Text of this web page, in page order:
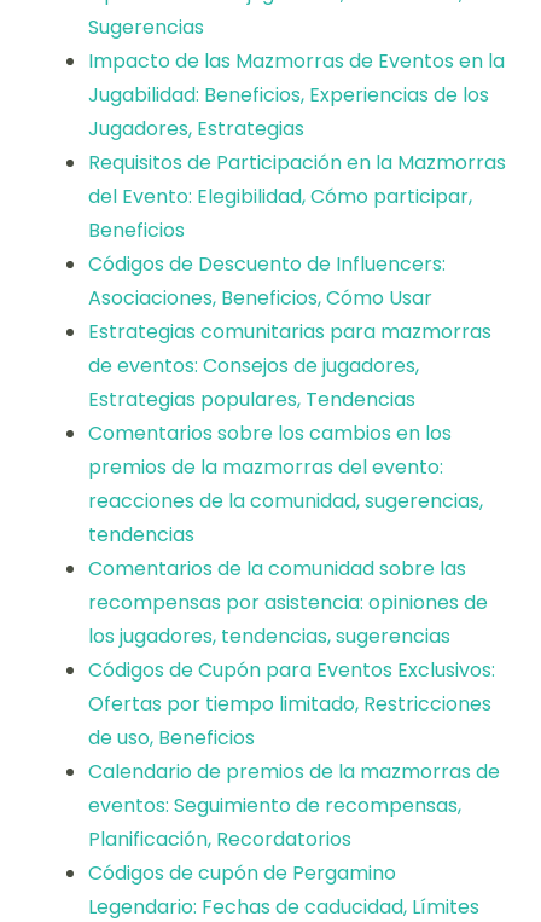
Sugerencias
Impacto de las Mazmorras de Eventos en la
Jugabilidad: Beneficios, Experiencias de los
Jugadores, Estrategias
Requisitos de Participación en la Mazmorras
del Evento: Elegibilidad, Cómo participar,
Beneficios
Códigos de Descuento de Influencers:
Asociaciones, Beneficios, Cómo Usar
Estrategias comunitarias para mazmorras
de eventos: Consejos de jugadores,
Estrategias populares, Tendencias
Comentarios sobre los cambios en los
premios de la mazmorras del evento:
reacciones de la comunidad, sugerencias,
tendencias
Comentarios de la comunidad sobre las
recompensas por asistencia: opiniones de
los jugadores, tendencias, sugerencias
Códigos de Cupón para Eventos Exclusivos:
Ofertas por tiempo limitado, Restricciones
de uso, Beneficios
Calendario de premios de la mazmorras de
eventos: Seguimiento de recompensas,
Planificación, Recordatorios
Códigos de cupón de Pergamino
Legendario: Fechas de caducidad, Límites